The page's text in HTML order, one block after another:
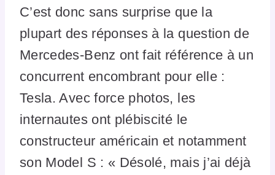
C’est donc sans surprise que la
plupart des réponses à la question de
Mercedes-Benz ont fait référence à un
concurrent encombrant pour elle :
Tesla. Avec force photos, les
internautes ont plébiscité le
constructeur américain et notamment
son Model S : « Désolé, mais j’ai déjà